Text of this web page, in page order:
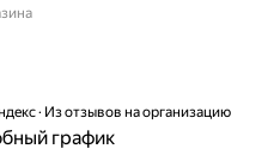
· Из отзывов на организацию
график